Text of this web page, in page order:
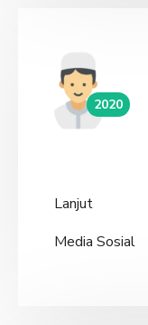
2020
Lanjut
Media Sosial